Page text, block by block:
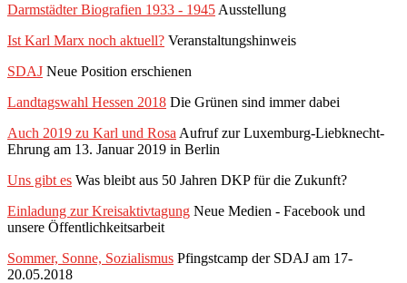
Darmstädter Biografien 1933 - 1945 Ausstellung
Ist Karl Marx noch aktuell? Veranstaltungshinweis
SDAJ Neue Position erschienen
Landtagswahl Hessen 2018 Die Grünen sind immer dabei
Auch 2019 zu Karl und Rosa Aufruf zur Luxemburg-Liebknecht-
Ehrung am 13. Januar 2019 in Berlin
Uns gibt es Was bleibt aus 50 Jahren DKP für die Zukunft?
Einladung zur Kreisaktivtagung Neue Medien - Facebook und
unsere Öffentlichkeitsarbeit
Sommer, Sonne, Sozialismus Pfingstcamp der SDAJ am 17-
20.05.2018